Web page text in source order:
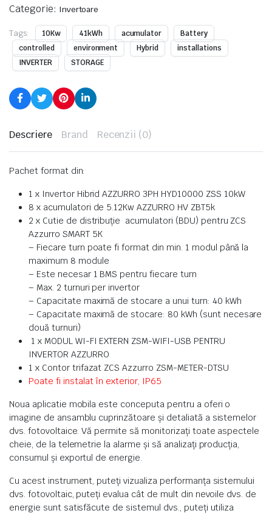
Categorie: Invertoare
Tags: 10Kw 41kWh acumulator
Battery
controlled
environment Hybrid
installations
INVERTER
STORAGE
Descriere Brand Recenzii (0)
Pachet format din:
1 x Invertor Hibrid AZZURRO 3PH HYD10000 ZSS 10kW
8 x acumulatori de 5.12Kw AZZURRO HV ZBT5k
2 x Cutie de distribuție acumulatori (BDU) pentru ZCS
Azzurro SMART 5K
– Fiecare turn poate fi format din min. 1 modul până la
maximum 8 module
– Este necesar 1 BMS pentru fiecare turn
– Max. 2 turnuri per invertor
– Capacitate maximă de stocare a unui turn: 40 kWh
– Capacitate maximă de stocare: 80 kWh (sunt necesare
două turnuri)
1 x MODUL WI-FI EXTERN ZSM-WIFI-USB PENTRU
INVERTOR AZZURRO
1 x Contor trifazat ZCS Azzurro ZSM-METER-DTSU
Poate fi instalat în exterior, IP65
Noua aplicatie mobila este conceputa pentru a oferi o
imagine de ansamblu cuprinzătoare și detaliată a sistemelor
dvs. fotovoltaice. Vă permite să monitorizați toate aspectele
cheie, de la telemetrie la alarme și să analizați producția,
consumul și exportul de energie.
Cu acest instrument, puteți vizualiza performanța sistemului
dvs. fotovoltaic, puteți evalua cât de mult din nevoile dvs. de
energie sunt satisfăcute de sistemul dvs., puteți utiliza